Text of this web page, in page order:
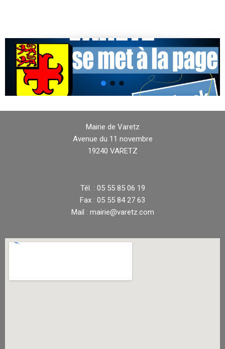
Mairie de Varetz
Avenue du 11 novembre
19240 VARETZ
Tél. : 05 55 85 06 19
Fax : 05 55 84 27 63
Mail : mairie@varetz.com